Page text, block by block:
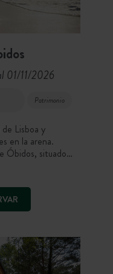
01/11/2026
Patrimonio
Lisboa y
en la arena.
Óbidos, situado a
náuticas y
¡Ambiente